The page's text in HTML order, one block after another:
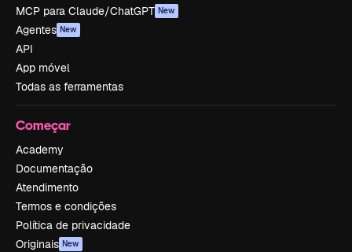
MCP para Claude/ChatGPT New
Agentes New
API
App móvel
Todas as ferramentas
Começar
Academy
Documentação
Atendimento
Termos e condições
Política de privacidade
Originais New